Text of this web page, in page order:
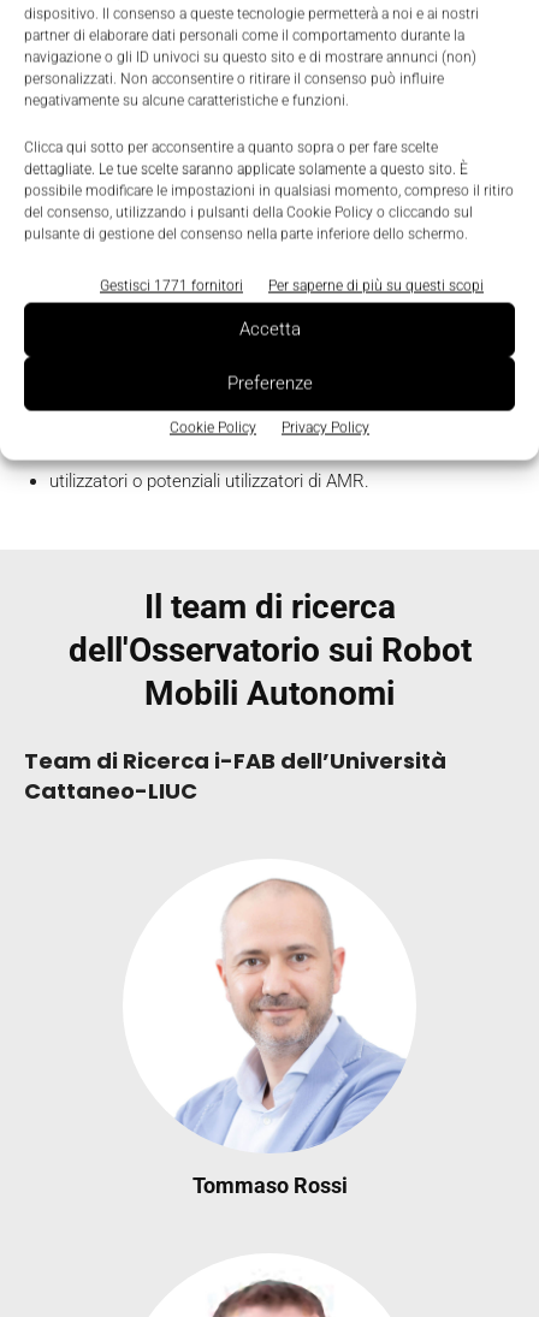
dispositivo. Il consenso a queste tecnologie permetterà a noi e ai nostri
partner di elaborare dati personali come il comportamento durante la
navigazione o gli ID univoci su questo sito e di mostrare annunci (non)
personalizzati. Non acconsentire o ritirare il consenso può influire
negativamente su alcune caratteristiche e funzioni.
Clicca qui sotto per acconsentire a quanto sopra o per fare scelte
dettagliate. Le tue scelte saranno applicate solamente a questo sito. È
possibile modificare le impostazioni in qualsiasi momento, compreso il ritiro
del consenso, utilizzando i pulsanti della Cookie Policy o cliccando sul
pulsante di gestione del consenso nella parte inferiore dello schermo.
Gestisci 1771 fornitori Per saperne di più su questi scopi
Accetta
Preferenze
Cookie Policy Privacy Policy
somministrata a utilizzatori o futuri utilizzatori di AMR per
diversi sistemi logistico-produttivi, identifichiamo quali le
richieste e le necessità del mercato, in termini di portata,
precisione, velocità, ritorno di investimmo e applicazioni.
Gap Analysis:incrociando tecnologie presenti sul mercato
e requisiti richiesti, è possibile da un lato guidare alla
selezione dell’AMR più performante per una specifica
domanda e offerta.
periodica dei dati dell’Osservatorio ORMA sono:
produttori, vendor e partner implementativi di AMR;
utilizzatori o potenziali utilizzatori di AMR.
Il team di ricerca
dell'Osservatorio sui Robot
Mobili Autonomi
Team di Ricerca i-FAB dell’Università
Cattaneo-LIUC
Tommaso Rossi